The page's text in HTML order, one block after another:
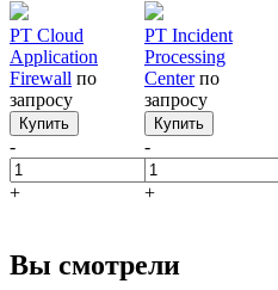
PT Cloud
Application
Firewall по
запросу
Купить
-
+
PT Incident
Processing
Center по
запросу
Купить
-
+
Вы смотрели